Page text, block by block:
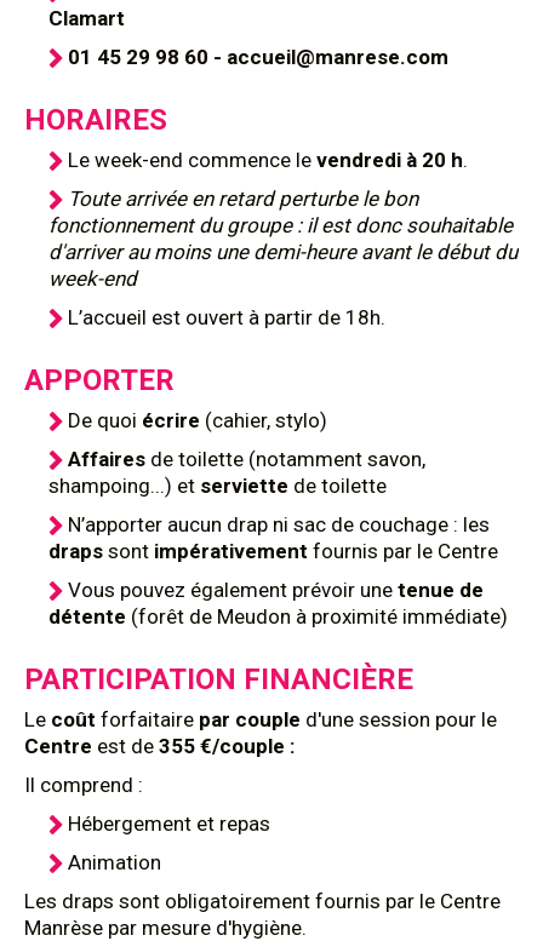
Clamart
01 45 29 98 60 - accueil@manrese.com
HORAIRES
Le week-end commence le vendredi à 20 h.
Toute arrivée en retard perturbe le bon
fonctionnement du groupe : il est donc souhaitable
d'arriver au moins une demi-heure avant le début du
week-end
L’accueil est ouvert à partir de 18h.
APPORTER
De quoi écrire (cahier, stylo)
Affaires de toilette (notamment savon,
shampoing...) et serviette de toilette
N’apporter aucun drap ni sac de couchage : les
draps sont impérativement fournis par le Centre
Vous pouvez également prévoir une tenue de
détente (forêt de Meudon à proximité immédiate)
PARTICIPATION FINANCIÈRE
Le coût forfaitaire par couple d'une session pour le
Centre est de 355 €/couple :
Il comprend :
Hébergement et repas
Animation
Les draps sont obligatoirement fournis par le Centre
Manrèse par mesure d'hygiène.